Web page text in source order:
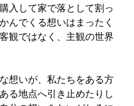
入して家で落として割っ
んでくる想いはまったく
観ではなく、主観の世界
想いが、私たちをある方
る地点へ引き止めたりし